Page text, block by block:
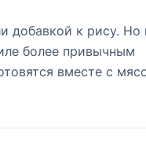
добавкой к рису.
более привычным
вместе с